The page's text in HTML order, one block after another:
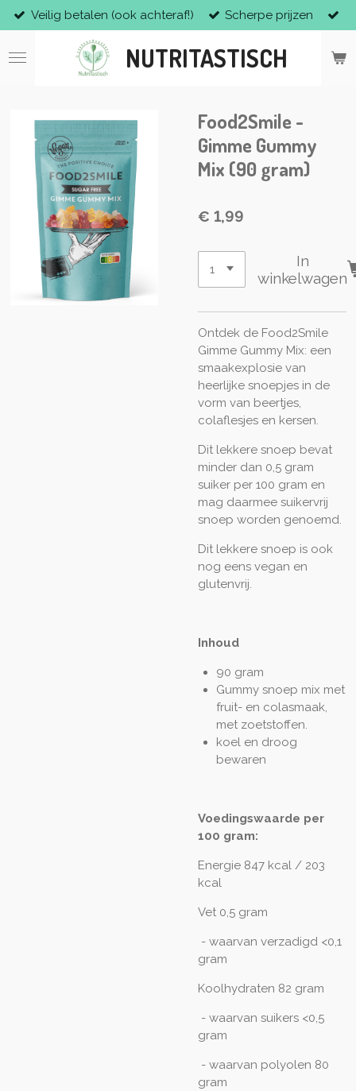
Ga
direct
naar
NUTRITASTISCH
Veilig betalen (ook achteraf!) Scherpe prijzen
Food2Smile -
Gimme Gummy
Mix (90 gram)
€ 1,99
In
winkelwagen
Ontdek de Food2Smile
Gimme Gummy Mix: een
smaakexplosie van
heerlijke snoepjes in de
vorm van beertjes,
colaflesjes en kersen.
Dit lekkere snoep bevat
minder dan 0,5 gram
suiker per 100 gram en
mag daarmee suikervrij
snoep worden genoemd.
Dit lekkere snoep is ook
nog eens vegan en
glutenvrij.
Inhoud
90 gram
Gummy snoep mix met
fruit- en colasmaak,
met zoetstoffen.
koel en droog
bewaren
Voedingswaarde per
100 gram:
Energie 847 kcal / 203
kcal
Vet 0,5 gram
- waarvan verzadigd <0,1
gram
Koolhydraten 82 gram
- waarvan suikers <0,5
gram
- waarvan polyolen 80
gram